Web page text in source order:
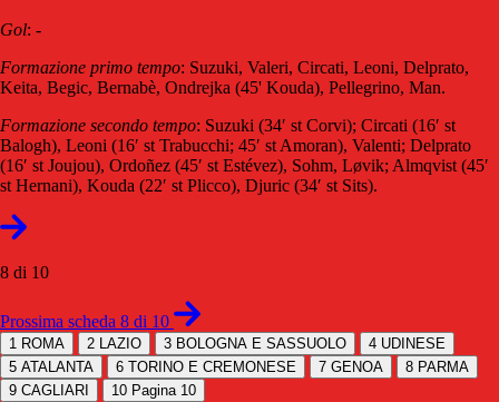
Gol: -
Formazione primo tempo: Suzuki, Valeri, Circati, Leoni, Delprato,
Keita, Begic, Bernabè, Ondrejka (45' Kouda), Pellegrino, Man.
Formazione secondo tempo: Suzuki (34′ st Corvi); Circati (16′ st
Balogh), Leoni (16′ st Trabucchi; 45′ st Amoran), Valenti; Delprato
(16′ st Joujou), Ordoñez (45′ st Estévez), Sohm, Løvik; Almqvist (45′
st Hernani), Kouda (22′ st Plicco), Djuric (34′ st Sits).
8 di 10
Prossima scheda 8 di 10
1 ROMA 2 LAZIO 3 BOLOGNA E SASSUOLO 4 UDINESE
5 ATALANTA 6 TORINO E CREMONESE 7 GENOA 8 PARMA
9 CAGLIARI 10 Pagina 10